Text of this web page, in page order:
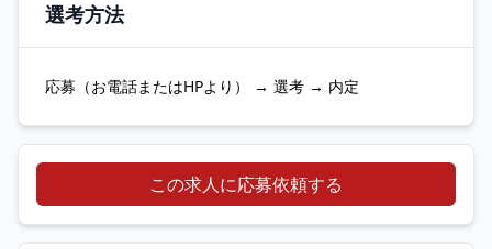
選考方法
応募（お電話またはHPより） → 選考 → 内定
この求人に応募依頼する